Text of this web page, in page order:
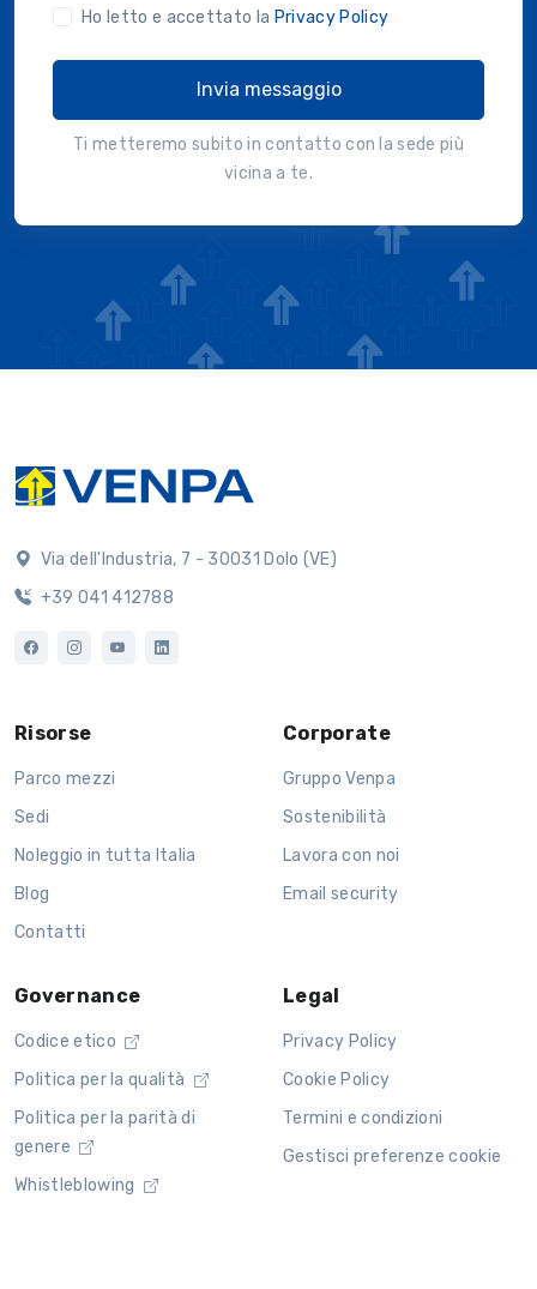
Ho letto e accettato la Privacy Policy
Invia messaggio
Ti metteremo subito in contatto con la sede più
vicina a te.
Via dell'Industria, 7 - 30031 Dolo (VE)
+39 041 412788
Risorse
Parco mezzi
Sedi
Noleggio in tutta Italia
Blog
Contatti
Corporate
Gruppo Venpa
Sostenibilità
Lavora con noi
Email security
Governance
Codice etico
Politica per la qualità
Politica per la parità di
genere
Whistleblowing
Legal
Privacy Policy
Cookie Policy
Termini e condizioni
Gestisci preferenze cookie